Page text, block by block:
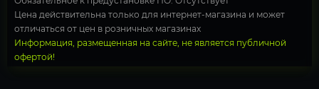
Цена действительна только для интернет-магазина и может
отличаться от цен в розничных магазинах
Информация, размещенная на сайте, не является публичной
офертой!